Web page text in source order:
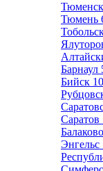
Тюмень
Барнаул
Бийск 10
Саратов
Балаково
Энгельс